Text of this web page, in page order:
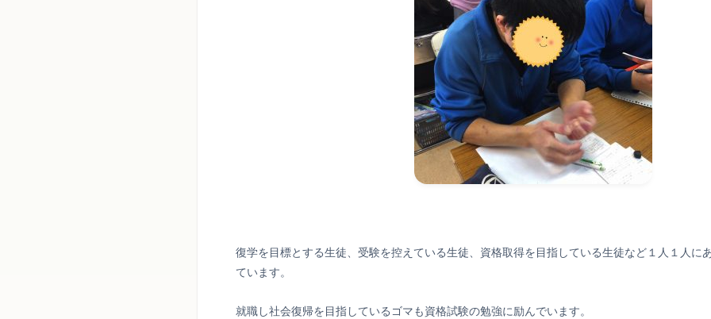
復学を目標とする生徒、受験を控えている生徒、資格取得を目指している生徒など１人１人に
ています。
就職し社会復帰を目指しているゴマも資格試験の勉強に励んでいます。